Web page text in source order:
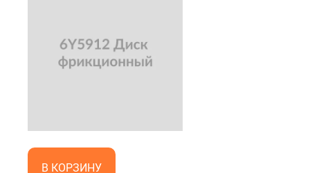
В КОРЗИНУ